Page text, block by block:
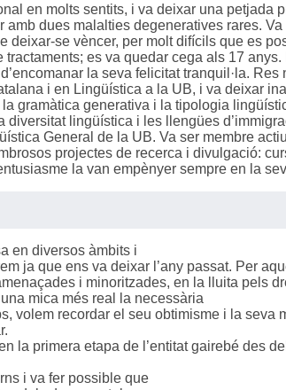
en molts sentits, i va deixar una petjada
amb dues malalties degeneratives rares.
deixar-se vèncer, per molt difícils que es
es va quedar cega als 17
la seva felicitat tranquil·la.
i en Lingüística a la UB, i va deixar
gramàtica generativa i la tipologia
diversitat lingüística i les llengües
General de la UB. Va ser membre
projectes de recerca i divulgació:
la van empènyer sempre en la
en diversos àmbits i
ja que ens va deixar l’any passat. Per
i minoritzades, en la lluita pels
mica més real la necessària
volem recordar el seu obtimisme i la seva
la primera etapa de l’entitat gairebé des
i va fer possible que